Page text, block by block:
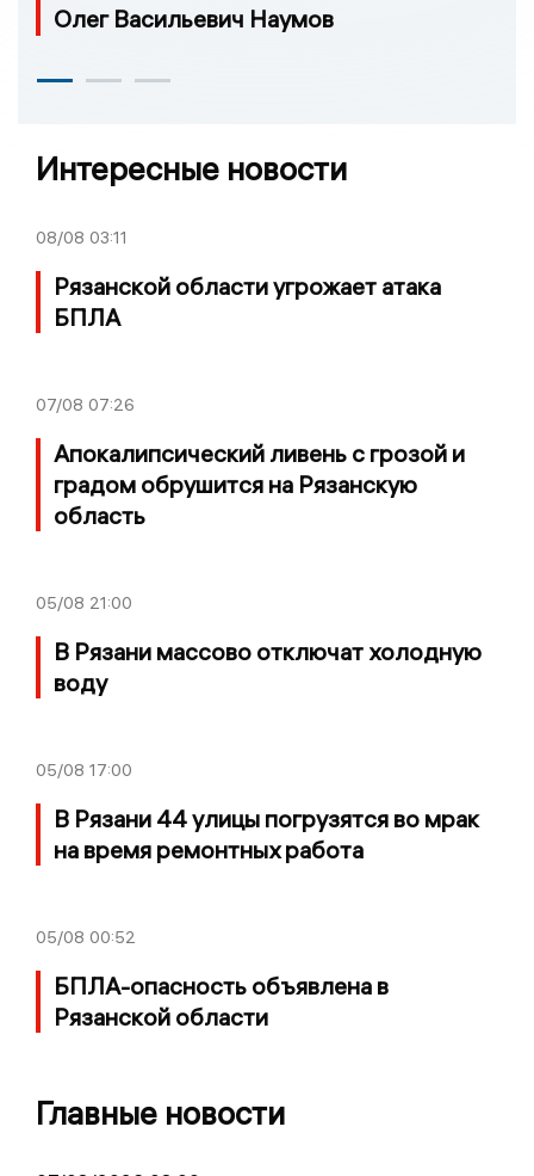
Олег Васильевич Наумов
Интересные новости
08/08 03:11
Рязанской области угрожает атака
БПЛА
07/08 07:26
Апокалипсический ливень с грозой и
градом обрушится на Рязанскую
область
05/08 21:00
В Рязани массово отключат холодную
воду
05/08 17:00
В Рязани 44 улицы погрузятся во мрак
на время ремонтных работа
05/08 00:52
БПЛА-опасность объявлена в
Рязанской области
Главные новости